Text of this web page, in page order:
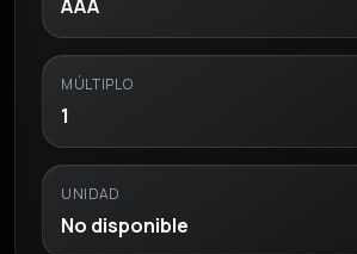
AAA
MÚLTIPLO
1
UNIDAD
No disponible